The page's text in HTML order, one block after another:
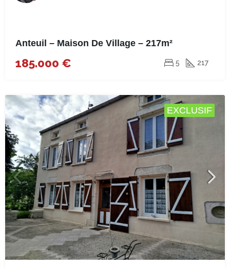
Anteuil – Maison De Village – 217m²
185.000 € 5 217
EXCLUSIF